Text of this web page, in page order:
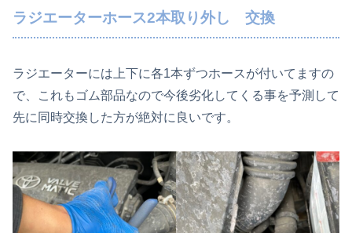
ラジエーターホース2本取り外し 交換
ラジエーターには上下に各1本ずつホースが付いてますの
で、これもゴム部品なので今後劣化してくる事を予測して
先に同時交換した方が絶対に良いです。